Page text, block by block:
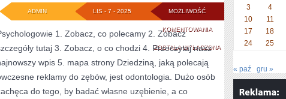
MOŻLIWOŚĆ
KOMENTOWANIAZ
JAKICH
POWODÓW
CHORUJEMY?
ZOSTAŁA WYŁĄCZONA
LIS - 7 - 2025
ADMIN
1. Zobacz, co polecamy 2. Zobacz
tutaj 3. Zobacz, o co chodzi 4. Przeczytaj nasz
wpis 5. mapa strony Dziedziną, jaką polecają
reklamy do zębów, jest odontologia. Dużo osób
do tego, by badać własne uzębienie, a co
3
4
10
11
17
18
24
25
« paź gru »